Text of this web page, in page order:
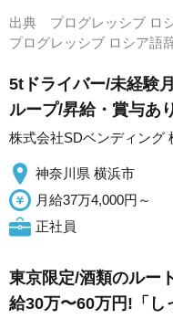
出典 プログレッシブ ロ
プログレッシブ ロシア
5tドライバー/未経験
ループ/昇給・賞与あ
株式会社SDベンディング
神奈川県 横浜市
月給37万4,000円～
正社員
東京限定/酒類のルー
給30万〜60万円!「し